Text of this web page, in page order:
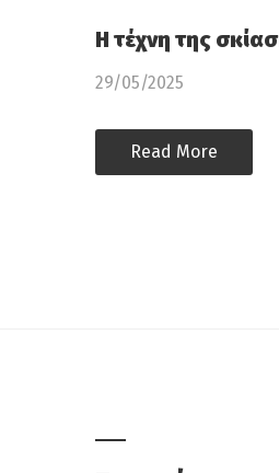
Η τέχνη της
29/05/2025
Read More